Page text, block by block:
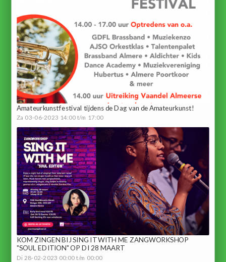
Amateurkunstfestival tijdens de Dag van de Amateurkunst!
Za 03-06-2023 14:00 t/m 17:00
KOM ZINGEN BIJ SING IT WITH ME ZANGWORKSHOP
"SOUL EDITION" OP DI 28 MAART
Di 28-02-2023 00:00 t/m 00:00